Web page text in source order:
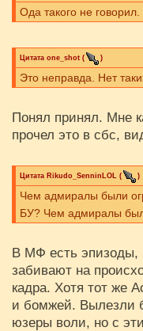
Ода такого не говорил.
Цитата one_shot ( )
Это неправда. Нет
Понял принял. Мне
прочел это в сбс,
Цитата Rikudo_SenninLOL ( )
Чем адмиралы были
БУ? Чем адмиралы
В МФ есть эпизоды,
забивают на
кадра. Хотя тот же
и бомжей. Вылезли
юзеры воли, но с